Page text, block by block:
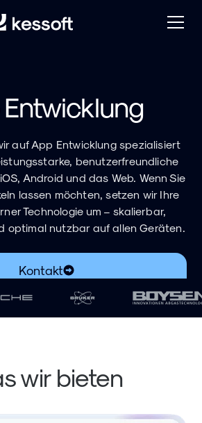
auf App Entwicklung spezialisiert
benutzerfreundliche
Android und das Web. Wenn Sie
lassen möchten, setzen wir Ihre
Technologie um – skalierbar,
optimal nutzbar auf allen Geräten.
Kontakt
Download PDF
wir bieten